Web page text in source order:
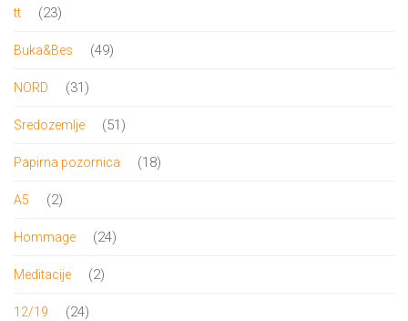
tt 2323
Buka&Bes 4949
NORD 3131
Sredozemlje 5151
Papirna pozornica 1818
A5 22
Hommage 2424
Meditacije 22
12/19 2424